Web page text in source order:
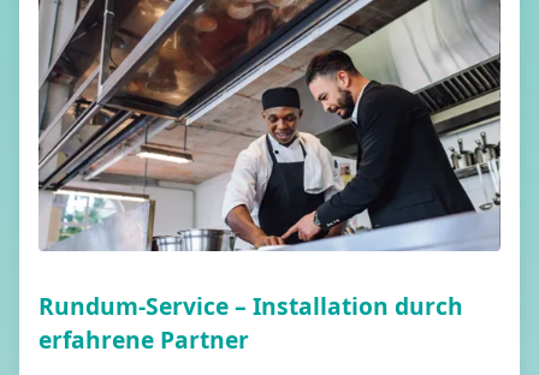
Rundum-Service – Installation durch
erfahrene Partner